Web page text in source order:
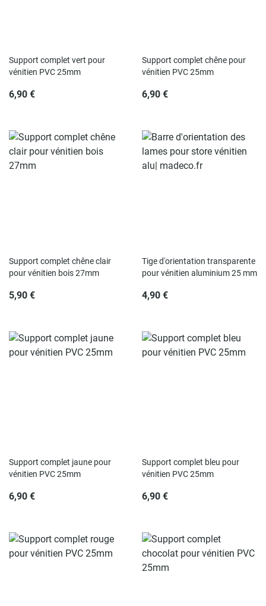
Support complet vert pour
vénitien PVC 25mm
6,90 €
Support complet chêne pour
vénitien PVC 25mm
6,90 €
Support complet chêne clair
pour vénitien bois 27mm
5,90 €
Tige d'orientation transparente
pour vénitien aluminium 25 mm
4,90 €
Support complet jaune pour
vénitien PVC 25mm
6,90 €
Support complet bleu pour
vénitien PVC 25mm
6,90 €